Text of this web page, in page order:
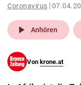
pin_drop
Wien
Coronavirus
play_arrow Anhören
Von krone.at